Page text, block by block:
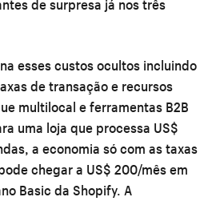
de surpresa já nos três
esses custos ocultos incluindo
de transação e recursos
multilocal e ferramentas B2B
uma loja que processa US$
a economia só com as taxas
chegar a US$ 200/mês em
Basic da Shopify. A